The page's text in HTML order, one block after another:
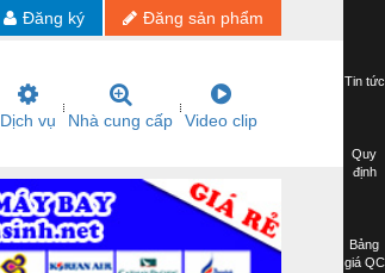
Đăng sản phẩm
Đăng ký
Dịch vụ Nhà cung cấp Video clip
Tin tức
Quy
định
Bảng
giá QC